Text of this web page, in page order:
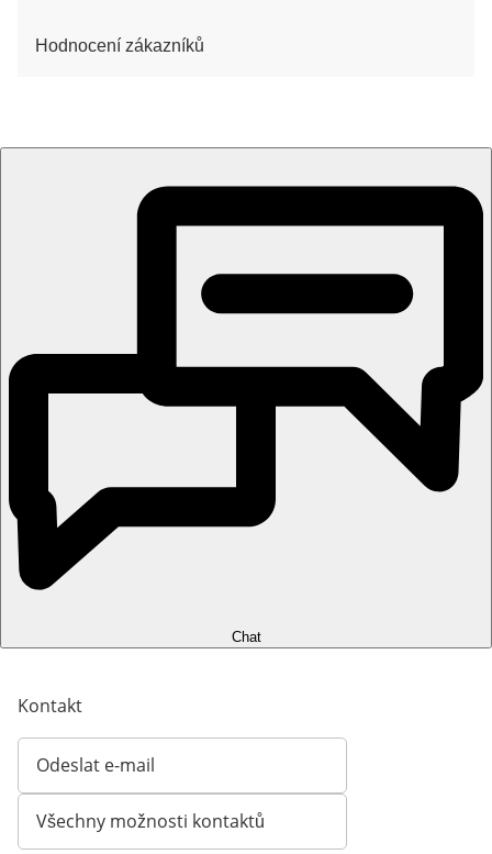
Hodnocení zákazníků
Chat
Kontakt
Odeslat e-mail
Otevírá e-mailového klienta
Všechny možnosti kontaktů